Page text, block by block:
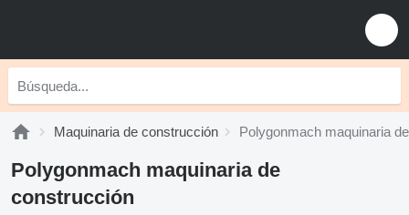
Maquinaria de construcción Polygonmach maquinaria
Polygonmach maquinaria de
construcción